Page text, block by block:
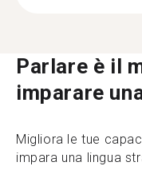
Parlare è il
imparare
Migliora le tue
impara una lingua